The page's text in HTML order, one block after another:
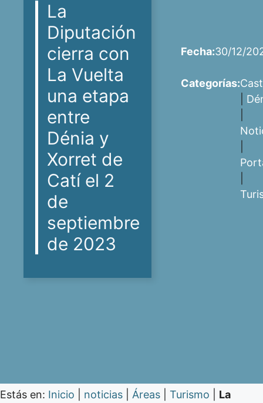
La
Diputación
cierra con
La Vuelta
una etapa
entre
Dénia y
Xorret de
Catí el 2
de
septiembre
de 2023
Fecha:30/12/
Categorías:
Estás en: Inicio noticias Áreas Turismo
La